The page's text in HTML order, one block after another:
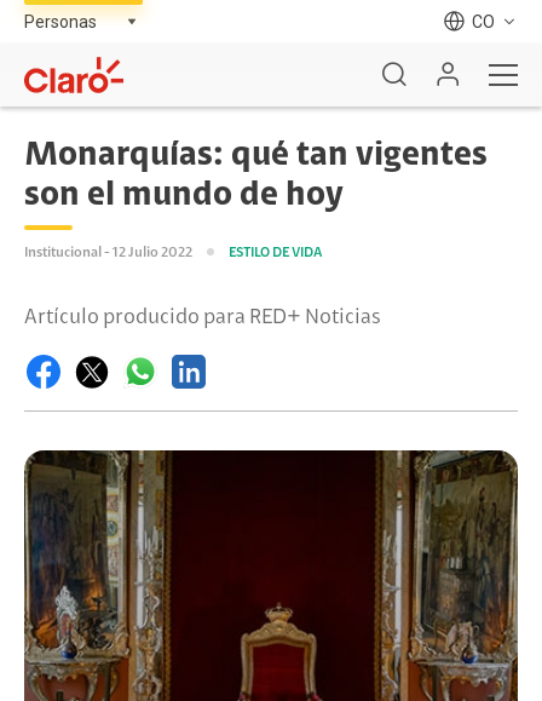
CO
Monarquías: qué tan vigentes
son el mundo de hoy
Institucional - 12 Julio 2022 ESTILO DE VIDA
Artículo producido para RED+ Noticias